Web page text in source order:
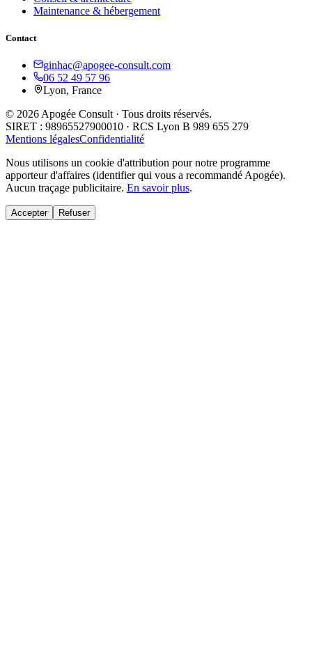
Maintenance & hébergement
Contact
ginhac@apogee-consult.com
06 52 49 57 96
Lyon, France
© 2026 Apogée Consult · Tous droits réservés.
SIRET : 98965527900010 · RCS Lyon B 989 655 279
Mentions légalesConfidentialité
Nous utilisons un cookie d'attribution pour notre programme
apporteur d'affaires (identifier qui vous a recommandé Apogée).
Aucun traçage publicitaire. En savoir plus.
Accepter Refuser